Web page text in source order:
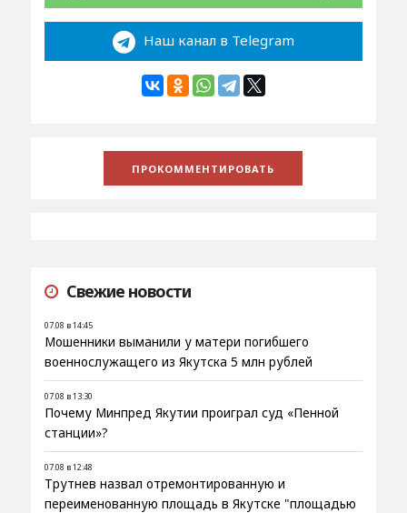
Наш канал в Telegram
Свежие новости
07.08 в 14:45
Мошенники выманили у матери погибшего
военнослужащего из Якутска 5 млн рублей
07.08 в 13:30
Почему Минпред Якутии проиграл суд «Пенной
станции»?
07.08 в 12:48
Трутнев назвал отремонтированную и
переименованную площадь в Якутске "площадью